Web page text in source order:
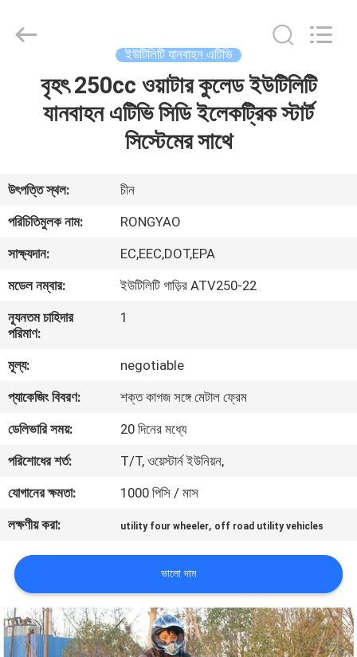
আমাদের
সম্পর্কে
কারখানা
ভ্রমণ
নিয়ন্ত্রণ
যোগাযোগ
করুন
উদ্ধৃতির
জন্য
আবেদন
সাইট
ম্যাপ
Vehicle
Co.,Ltd.
ইউটিলিটি যানবাহন এটিভি
বৃহৎ 250cc ওয়াটার কুলেড ইউটিলিটি
যানবাহন এটিভি সিডি ইলেকট্রিক স্টার্ট
সিস্টেমের সাথে
উৎপত্তি স্থল:
চীন
পরিচিতিমুলক নাম:
RONGYAO
সাক্ষ্যদান:
EC,EEC,DOT,EPA
মডেল নম্বার:
ইউটিলিটি গাড়ির ATV250-22
ন্যূনতম চাহিদার
পরিমাণ:
1
মূল্য:
negotiable
প্যাকেজিং বিবরণ:
শক্ত কাগজ সঙ্গে মেটাল ফ্রেম
ডেলিভারি সময়:
20 দিনের মধ্যে
পরিশোধের শর্ত:
T/T, ওয়েস্টার্ন ইউনিয়ন,
যোগানের ক্ষমতা:
1000 পিসি / মাস
লক্ষণীয় করা:
utility four wheeler, off road utility vehicles
ভালো দাম